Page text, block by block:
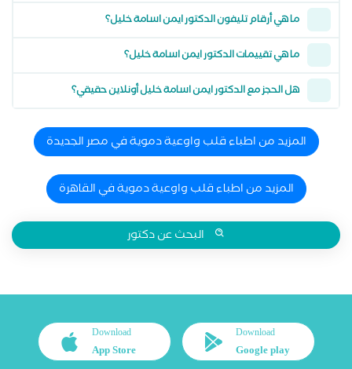
ما هي أرقام تليفون الدكتور ايمن اسامة خليل؟
ما هي تقييمات الدكتور ايمن اسامة خليل؟
هل الحجز مع الدكتور ايمن اسامة خليل أونلاين حقيقي؟
المزيد من اطباء قلب واوعية دموية في مصر الجديدة
المزيد من اطباء قلب واوعية دموية في القاهرة
البحث عن دكتور
Download
Google play
Download
App Store